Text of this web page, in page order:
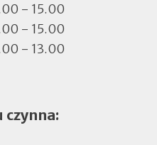
- 15.00
- 15.00
- 13.00
czynna: